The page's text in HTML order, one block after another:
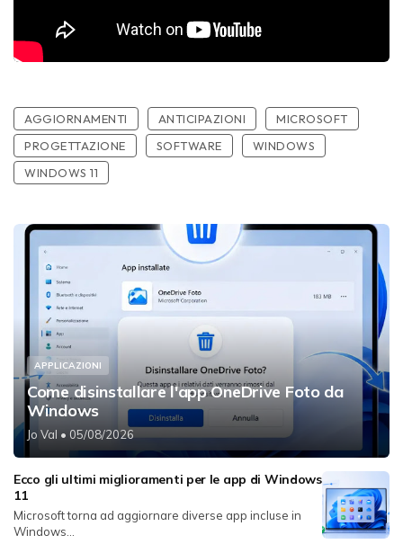
AGGIORNAMENTI ANTICIPAZIONI
MICROSOFT
PROGETTAZIONE
SOFTWARE
WINDOWS
WINDOWS 11
APPLICAZIONI
Come disinstallare l'app OneDrive Foto da
Windows
Jo Val • 05/08/2026
Ecco gli ultimi miglioramenti per le app di Windows
11
Microsoft torna ad aggiornare diverse app incluse in
Windows...